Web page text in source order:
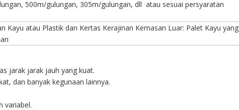
500m/gulungan, 305m/gulungan, dll atau sesuai persyaratan
Kayu atau Plastik dan Kertas Kerajinan Kemasan Luar: Palet Kayu yang
jarak jarak jauh yang kuat.
dan banyak kegunaan lainnya.
variabel.